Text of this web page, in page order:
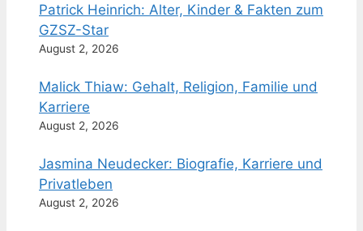
Patrick Heinrich: Alter, Kinder & Fakten zum
GZSZ-Star
August 2, 2026
Malick Thiaw: Gehalt, Religion, Familie und
Karriere
August 2, 2026
Jasmina Neudecker: Biografie, Karriere und
Privatleben
August 2, 2026